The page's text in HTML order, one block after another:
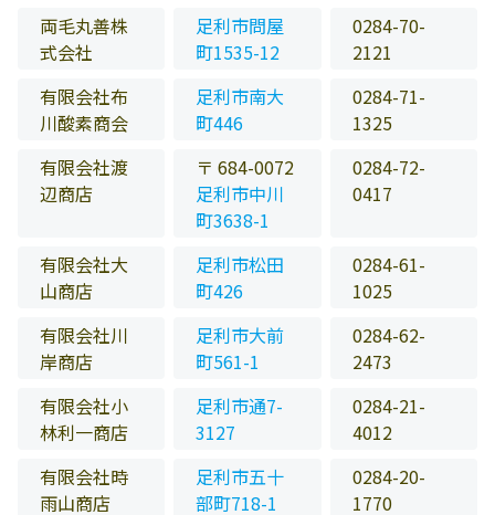
両毛丸善株
式会社
足利市問屋
町1535-12
0284-70-
2121
有限会社布
川酸素商会
足利市南大
町446
0284-71-
1325
有限会社渡
辺商店
〒 684-0072
足利市中川
町3638-1
0284-72-
0417
有限会社大
山商店
足利市松田
町426
0284-61-
1025
有限会社川
岸商店
足利市大前
町561-1
0284-62-
2473
有限会社小
林利一商店
足利市通7-
3127
0284-21-
4012
有限会社時
雨山商店
足利市五十
部町718-1
0284-20-
1770